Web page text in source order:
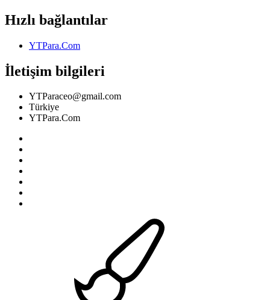
Hızlı bağlantılar
YTPara.Com
İletişim bilgileri
YTParaceo@gmail.com
Türkiye
YTPara.Com